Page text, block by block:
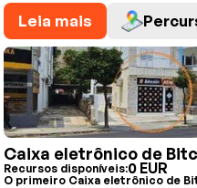
Leia mais
Caixa eletrônico de
Recursos disponíveis:0 EUR
O primeiro Caixa eletrônico de